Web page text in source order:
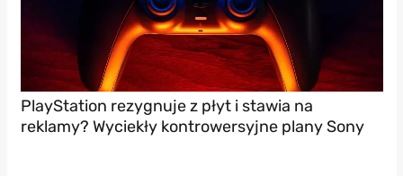
PlayStation rezygnuje z płyt i stawia na
reklamy? Wyciekły kontrowersyjne plany Sony